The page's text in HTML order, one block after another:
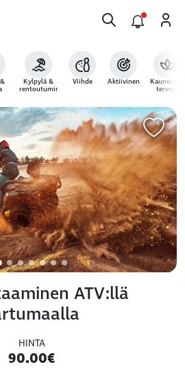
Kylpylä &
rentoutuminen
Viihde Aktiivinen Kauneus ja
terveys
ATV:llä
HINTA
90.00€